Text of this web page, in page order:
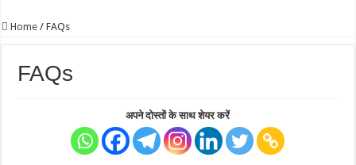
Home / FAQs
FAQs
अपने दोस्तों के साथ शेयर करें